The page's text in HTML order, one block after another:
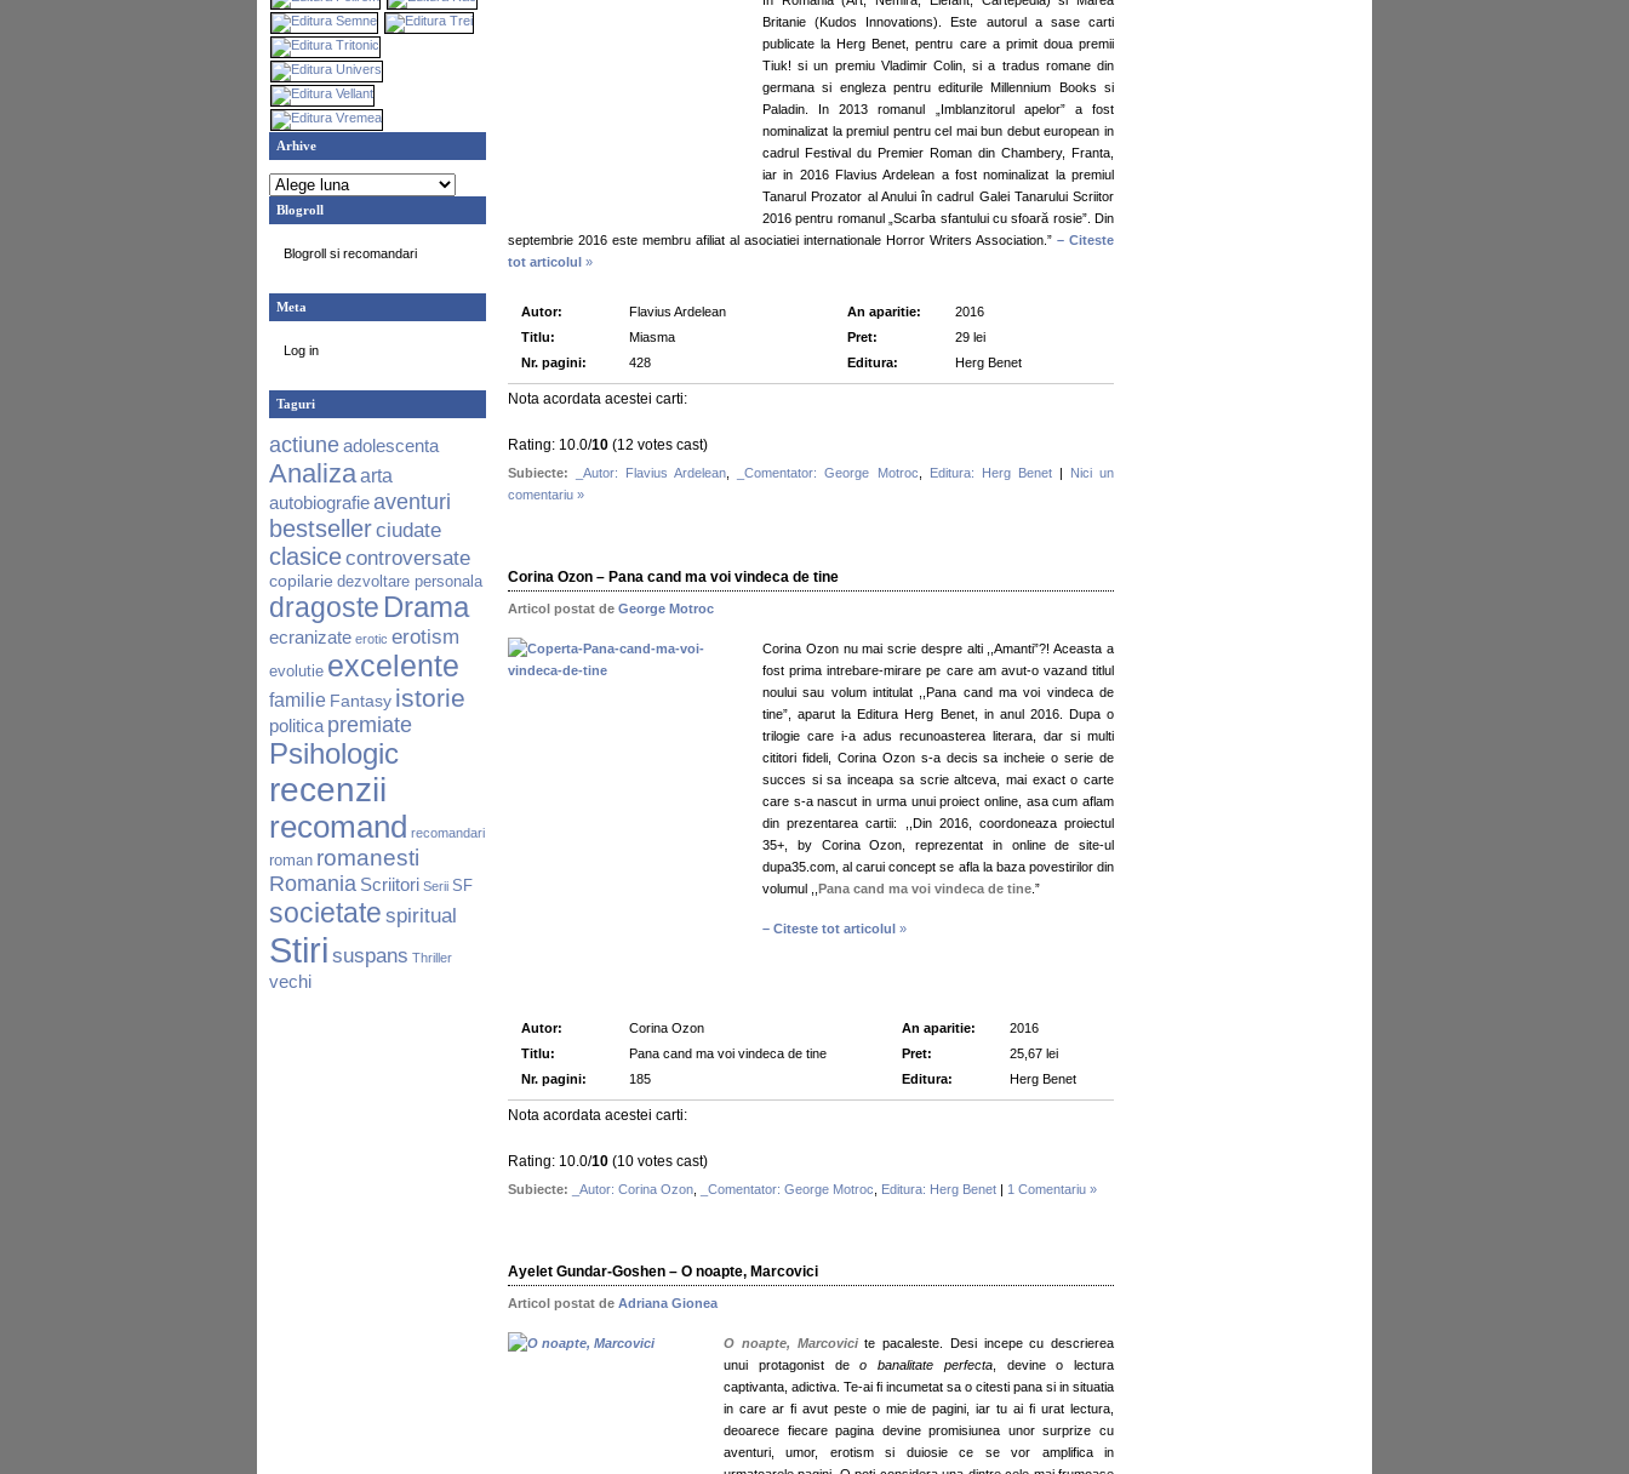
Arhive
Blogroll
Blogroll si recomandari
Meta
Log in
Taguri
actiuneadolescenta
Analizaarta
autobiografieaventuri
bestsellerciudate
clasicecontroversate
copilarie dezvoltare personala
dragoste Drama
ecranizate erotic erotism
evolutie excelente
familie Fantasy istorie
politica premiate
Psihologic
recenzii
recomand recomandari
roman romanesti
Romania Scriitori Serii SF
societate spiritual
Stiri suspans Thriller
vechi
Britanie (Kudos Innovations). Este autorul a sase carti
publicate la Herg Benet, pentru care a primit doua premii
Tiuk! si un premiu Vladimir Colin, si a tradus romane din
germana si engleza pentru editurile Millennium Books si
Paladin. In 2013 romanul „Imblanzitorul apelor” a fost
nominalizat la premiul pentru cel mai bun debut european in
cadrul Festival du Premier Roman din Chambery, Franta,
iar in 2016 Flavius Ardelean a fost nominalizat la premiul
Tanarul Prozator al Anului în cadrul Galei Tanarului Scriitor
2016 pentru romanul „Scarba sfantului cu sfoară rosie”. Din
septembrie 2016 este membru afiliat al asociatiei internationale Horror Writers Association.” – Citeste
tot articolul »
Autor: Flavius Ardelean An aparitie:
2016
Titlu:
Miasma Pret:
29 lei
Nr. pagini:
428 Editura: Herg Benet
Nota acordata acestei carti:
Rating: 10.0/10 (12 votes cast)
Subiecte: _Autor: Flavius Ardelean _Comentator: George Motroc Editura: Herg Benet| Nici un
comentariu »
Corina Ozon – Pana cand ma voi vindeca de tine
Articol postat de George Motroc
Corina Ozon nu mai scrie despre alti ,,Amanti”?! Aceasta a
fost prima intrebare-mirare pe care am avut-o vazand titlul
noului sau volum intitulat ,,Pana cand ma voi vindeca de
tine”, aparut la Editura Herg Benet, in anul 2016. Dupa o
trilogie care i-a adus recunoasterea literara, dar si multi
cititori fideli, Corina Ozon s-a decis sa incheie o serie de
succes si sa inceapa sa scrie altceva, mai exact o carte
care s-a nascut in urma unui proiect online, asa cum aflam
din prezentarea cartii: ,,Din 2016, coordoneaza proiectul
35+, by Corina Ozon, reprezentat in online de site-ul
dupa35.com, al carui concept se afla la baza povestirilor din
volumul ,, Pana cand ma voi vindeca de tine .”
– Citeste tot articolul »
Autor: Corina Ozon An aparitie:
2016
Titlu:
Pana cand ma voi vindeca de tine Pret:
25,67 lei
Nr. pagini:
185 Editura: Herg Benet
Nota acordata acestei carti:
Rating: 10.0/10 (10 votes cast)
Subiecte: _Autor: Corina Ozon _Comentator: George Motroc Editura: Herg Benet | 1 Comentariu »
Ayelet Gundar-Goshen – O noapte, Marcovici
Articol postat de Adriana Gionea
O noapte, Marcovicite pacaleste. Desi incepe cu descrierea
unui protagonist deo banalitate perfecta, devine o lectura
captivanta, adictiva. Te-ai fi incumetat sa o citesti pana si in situatia
in care ar fi avut peste o mie de pagini, iar tu ai fi urat lectura,
deoarece fiecare pagina devine promisiunea unor surprize cu
aventuri, umor, erotism si duiosie ce se vor amplifica in